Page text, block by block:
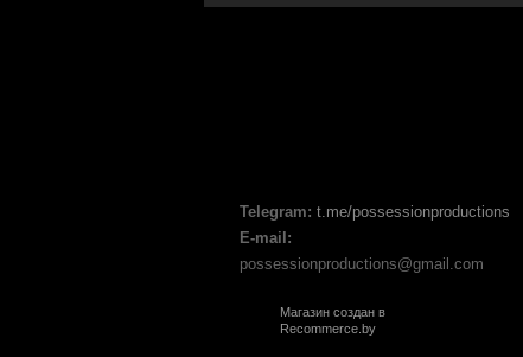
Telegram: t.me/possessionproductions
E-mail:
possessionproductions@gmail.com
Магазин создан в
Recommerce.by